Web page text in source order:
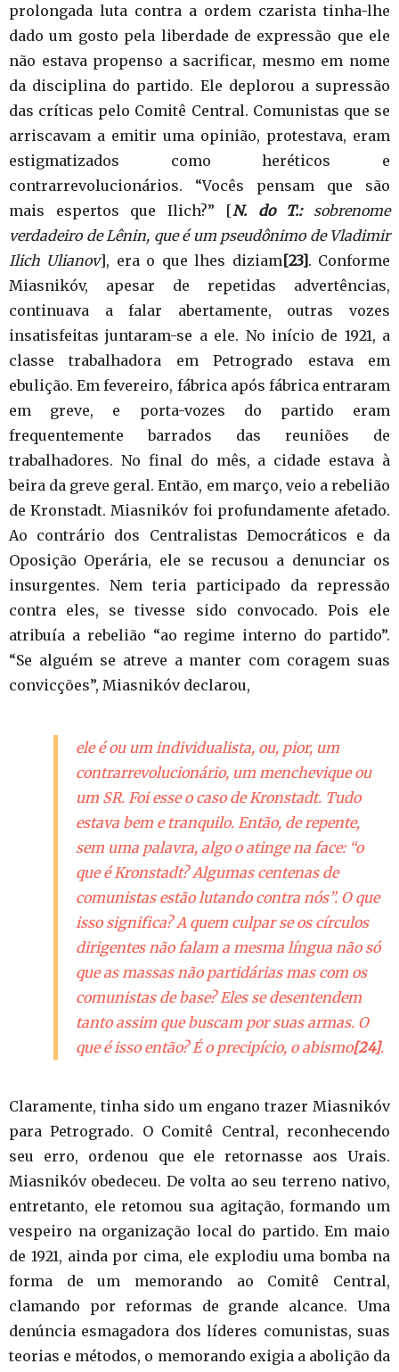
prolongada luta contra a ordem czarista tinha-lhe
dado um gosto pela liberdade de expressão que ele
não estava propenso a sacrificar, mesmo em nome
da disciplina do partido. Ele deplorou a supressão
das críticas pelo Comitê Central. Comunistas que se
arriscavam a emitir uma opinião, protestava, eram
estigmatizados como heréticos e
contrarrevolucionários. “Vocês pensam que são
mais espertos que Ilich?” [N. do T.:sobrenome
verdadeiro de Lênin, que é um pseudônimo de Vladimir
Ilich Ulianov], era o que lhes diziam[23]. Conforme
Miasnikóv, apesar de repetidas advertências,
continuava a falar abertamente, outras vozes
insatisfeitas juntaram-se a ele. No início de 1921, a
classe trabalhadora em Petrogrado estava em
ebulição. Em fevereiro, fábrica após fábrica entraram
em greve, e porta-vozes do partido eram
frequentemente barrados das reuniões de
trabalhadores. No final do mês, a cidade estava à
beira da greve geral. Então, em março, veio a rebelião
de Kronstadt. Miasnikóv foi profundamente afetado.
Ao contrário dos Centralistas Democráticos e da
Oposição Operária, ele se recusou a denunciar os
insurgentes. Nem teria participado da repressão
contra eles, se tivesse sido convocado. Pois ele
atribuía a rebelião “ao regime interno do partido”.
“Se alguém se atreve a manter com coragem suas
convicções”, Miasnikóv declarou,
ele é ou um individualista, ou, pior, um
contrarrevolucionário, um menchevique ou
um SR. Foi esse o caso de Kronstadt. Tudo
estava bem e tranquilo. Então, de repente,
sem uma palavra, algo o atinge na face: “o
que é Kronstadt? Algumas centenas de
comunistas estão lutando contra nós”. O que
isso significa? A quem culpar se os círculos
dirigentes não falam a mesma língua não só
que as massas não partidárias mas com os
comunistas de base? Eles se desentendem
tanto assim que buscam por suas armas. O
que é isso então? É o precipício, o abismo[24].
Claramente, tinha sido um engano trazer Miasnikóv
para Petrogrado. O Comitê Central, reconhecendo
seu erro, ordenou que ele retornasse aos Urais.
Miasnikóv obedeceu. De volta ao seu terreno nativo,
entretanto, ele retomou sua agitação, formando um
vespeiro na organização local do partido. Em maio
de 1921, ainda por cima, ele explodiu uma bomba na
forma de um memorando ao Comitê Central,
clamando por reformas de grande alcance. Uma
denúncia esmagadora dos líderes comunistas, suas
teorias e métodos, o memorando exigia a abolição da